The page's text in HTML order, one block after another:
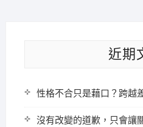
近期
性格不合只是藉口？跨越
沒有改變的道歉，只會讓